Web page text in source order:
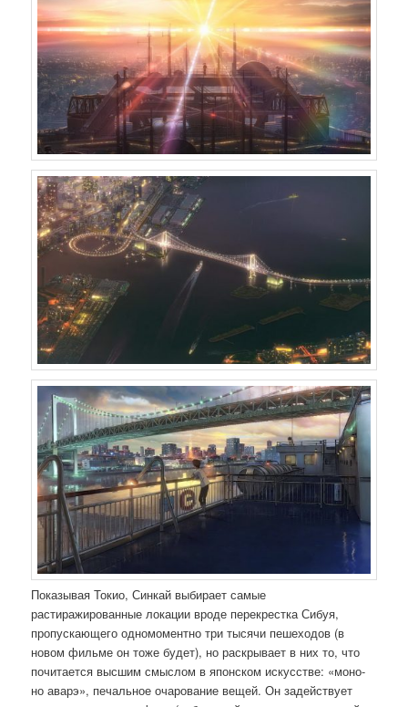
Показывая Токио, Синкай выбирает самые
растиражированные локации вроде перекрестка Сибуя,
пропускающего одномоментно три тысячи пешеходов (в
новом фильме он тоже будет), но раскрывает в них то, что
почитается высшим смыслом в японском искусстве: «моно-
но аварэ», печальное очарование вещей. Он задействует